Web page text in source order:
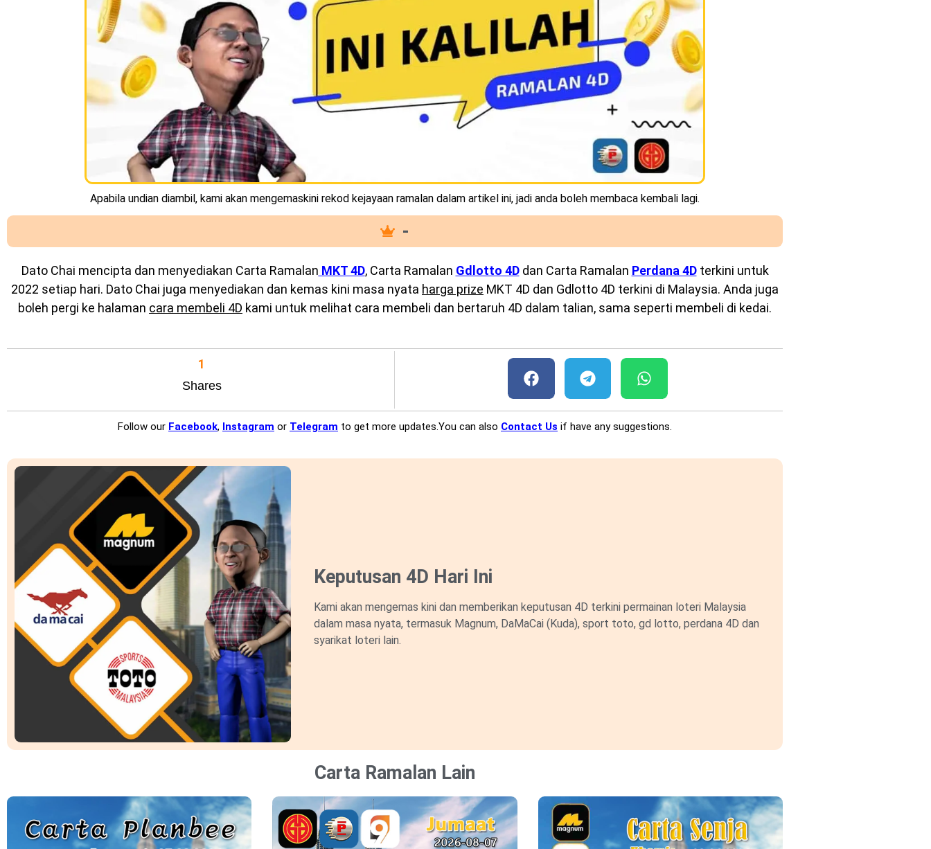
Apabila undian diambil, kami akan mengemaskini rekod kejayaan ramalan dalam artikel ini, jadi anda boleh membaca kembali lagi.
-
Dato Chai mencipta dan menyediakan Carta Ramalan MKT 4D, Carta Ramalan Gdlotto 4Ddan Carta Ramalan Perdana 4Dterkini untuk
2022 setiap hari. Dato Chai juga menyediakan dan kemas kini masa nyata harga prize MKT 4D dan Gdlotto 4D terkini di Malaysia. Anda juga
boleh pergi ke halaman cara membeli 4D kami untuk melihat cara membeli dan bertaruh 4D dalam talian, sama seperti membeli di kedai.
Shares
1
Follow our Facebook, Instagram or Telegram to get more updates.You can also Contact Us if have any suggestions.
Keputusan 4D Hari Ini
Kami akan mengemas kini dan memberikan keputusan 4D terkini permainan loteri Malaysia
dalam masa nyata, termasuk Magnum, DaMaCai (Kuda), sport toto, gd lotto, perdana 4D dan
syarikat loteri lain.
Carta Ramalan Lain